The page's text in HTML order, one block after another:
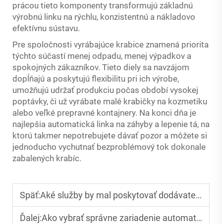
prácou tieto komponenty transformujú základnú
výrobnú linku na rýchlu, konzistentnú a nákladovo
efektívnu sústavu.
Pre spoločnosti vyrábajúce krabice znamená priorita
týchto súčastí menej odpadu, menej výpadkov a
spokojných zákazníkov. Tieto diely sa navzájom
dopĺňajú a poskytujú flexibilitu pri ich výrobe,
umožňujú udržať produkciu počas období vysokej
poptávky, či už vyrábate malé krabičky na kozmetiku
alebo veľké prepravné kontajnery. Na konci dňa je
najlepšia automatická linka na záhyby a lepenie tá, na
ktorú takmer nepotrebujete dávať pozor a môžete si
jednoducho vychutnať bezproblémový tok dokonale
zabalených krabíc.
Späť:Aké služby by mal poskytovať dodávateľ zariadení na lepenie priečok?
Ďalej:Ako vybrať správne zariadenie automatického záložníka a lepiaceho stroja?